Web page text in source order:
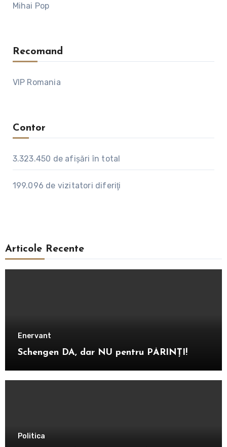
Mihai Pop
Recomand
VIP Romania
Contor
3.323.450 de afişări în total
199.096 de vizitatori diferiţi
Articole Recente
Enervant
Schengen DA, dar NU pentru PĂRINȚI!
Politica